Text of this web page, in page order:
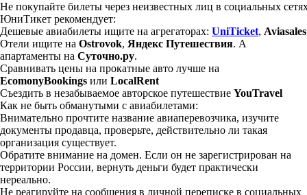
Не покупайте билеты через неизвестных лиц в социальных
ЮниТикет рекомендует:
Дешевые авиабилеты ищите на агрегаторах: UniTicket, Aviasales
Отели ищите на Ostrovok, Яндекс Путешествия. А
апартаменты на Суточно.ру.
Сравнивать цены на прокатные авто лучше на
EcomonyBookings или LocalRent
Съездить в незабываемое авторское путешествие YouTravel
Как не быть обманутыми с авиабилетами:
Внимательно прочтите название авиаперевозчика, изучите
документы продавца, проверьте, действительно ли такая
организация существует.
Обратите внимание на домен. Если он не зарегистрирован на
территории России, вернуть деньги будет практически
нереально.
Не реагируйте на сообщения в личной переписке в социальных